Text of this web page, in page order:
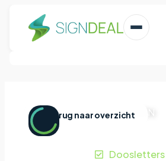
Terug naar overzicht
Home|Projecten|JANZEN
JANZEN
Oisterwijk
Doosletters